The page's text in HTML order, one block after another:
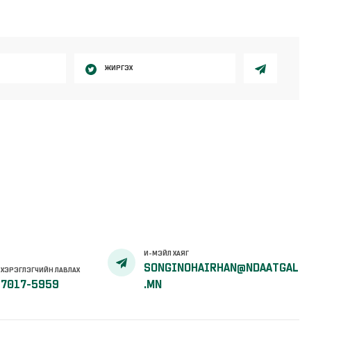
ЖИРГЭХ
ХЭРЭГЛЭГЧИЙН ЛАВЛАХ
7017-5959
И-МЭЙЛ ХАЯГ
SONGINOHAIRHAN@NDAATGAL
.MN